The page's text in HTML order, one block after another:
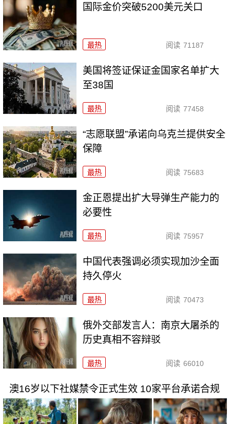
国际金价突破5200美元关口
最热 阅读 71187
美国将签证保证金国家名单扩大
至38国
最热 阅读 77458
“志愿联盟”承诺向乌克兰提供安全
保障
最热 阅读 75683
金正恩提出扩大导弹生产能力的
必要性
最热 阅读 75957
中国代表强调必须实现加沙全面
持久停火
最热 阅读 70473
俄外交部发言人：南京大屠杀的
历史真相不容辩驳
最热 阅读 66010
澳16岁以下社媒禁令正式生效 10家平台承诺合规